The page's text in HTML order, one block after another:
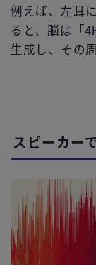
例えば、左耳
ると、脳は「
生成し、その
スピーカー